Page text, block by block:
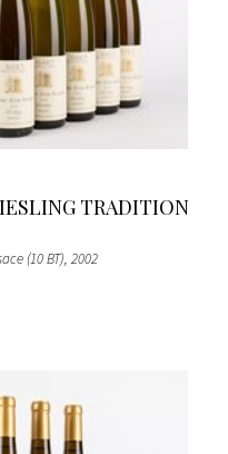
TRADITION
(10 BT), 2002